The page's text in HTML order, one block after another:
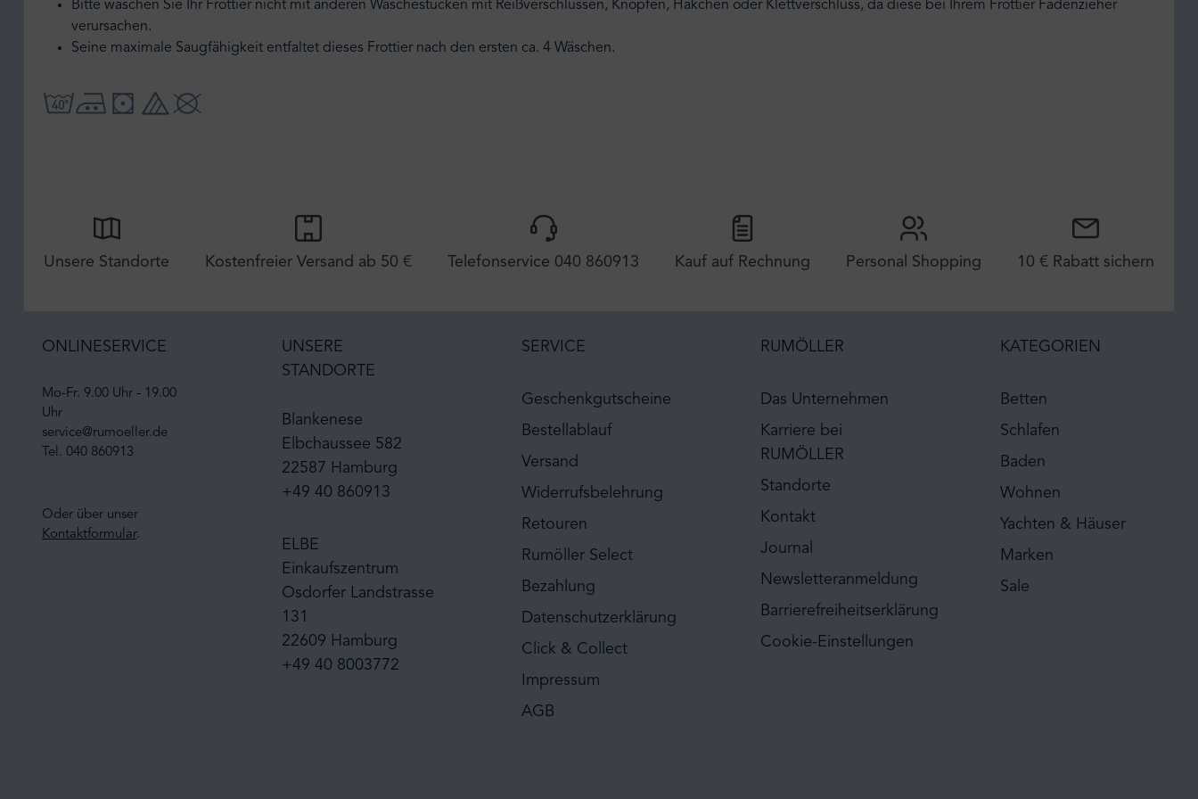
Bitte waschen Sie Ihr Frottier nicht mit anderen Wäschestücken mit Reißverschlüssen, Knöpfen, Häkchen oder Klettverschluss, da diese bei Ihrem Frottier Fadenzieher
verursachen.
Seine maximale Saugfähigkeit entfaltet dieses Frottier nach den ersten ca. 4 Wäschen.
Unsere Standorte Kostenfreier Versand ab 50 € Telefonservice 040 860913 Kauf auf Rechnung Personal Shopping 10 € Rabatt sichern
ONLINESERVICE
Mo-Fr. 9.00 Uhr - 19.00
Uhr
service@rumoeller.de
Tel. 040 860913
Oder über unser
Kontaktformular.
UNSERE
STANDORTE
Blankenese
Elbchaussee 582
22587 Hamburg
+49 40 860913
ELBE
Einkaufszentrum
Osdorfer Landstrasse
131
22609 Hamburg
+49 40 8003772
SERVICE
Geschenkgutscheine
Bestellablauf
Versand
Widerrufsbelehrung
Retouren
Rumöller Select
Bezahlung
Datenschutzerklärung
Click & Collect
Impressum
AGB
RUMÖLLER
Das Unternehmen
Karriere bei
RUMÖLLER
Standorte
Kontakt
Journal
Newsletteranmeldung
Barrierefreiheitserklärung
Cookie-Einstellungen
KATEGORIEN
Betten
Schlafen
Baden
Wohnen
Yachten & Häuser
Marken
Sale